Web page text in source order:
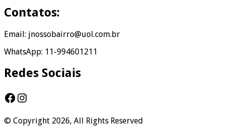
Contatos:
Email: jnossobairro@uol.com.br
WhatsApp: 11-994601211
Redes Sociais
Facebook
Instagram
© Copyright 2026, All Rights Reserved